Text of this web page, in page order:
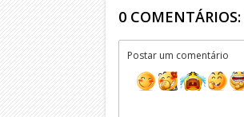
0 COMENTÁRIOS:
Postar um comentário